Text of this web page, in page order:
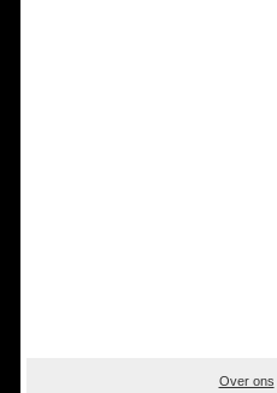
Over ons